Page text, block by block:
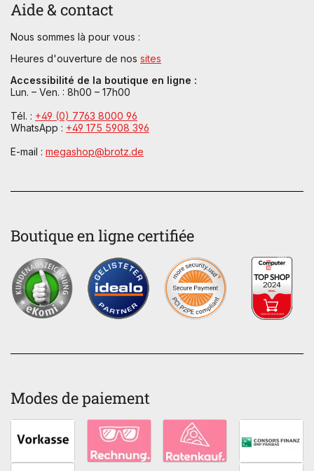
Aide & contact
Nous sommes là pour vous :
Heures d'ouverture de nos sites
Accessibilité de la boutique en ligne :
Lun. – Ven. : 8h00 – 17h00
Tél. : +49 (0) 7763 8000 96
WhatsApp : +49 175 5908 396
E-mail : megashop@brotz.de
Boutique en ligne certifiée
Modes de paiement